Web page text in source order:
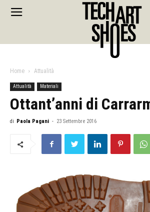
Home Attualità
Attualità Materiali
Ottant’anni di
di Paola Pagani - 23 Settembre 2016